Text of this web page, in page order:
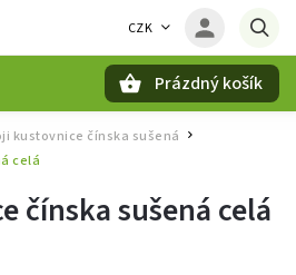
CZK
Prázdný košík
kustovnice čínska sušená
celá
čínska sušená celá